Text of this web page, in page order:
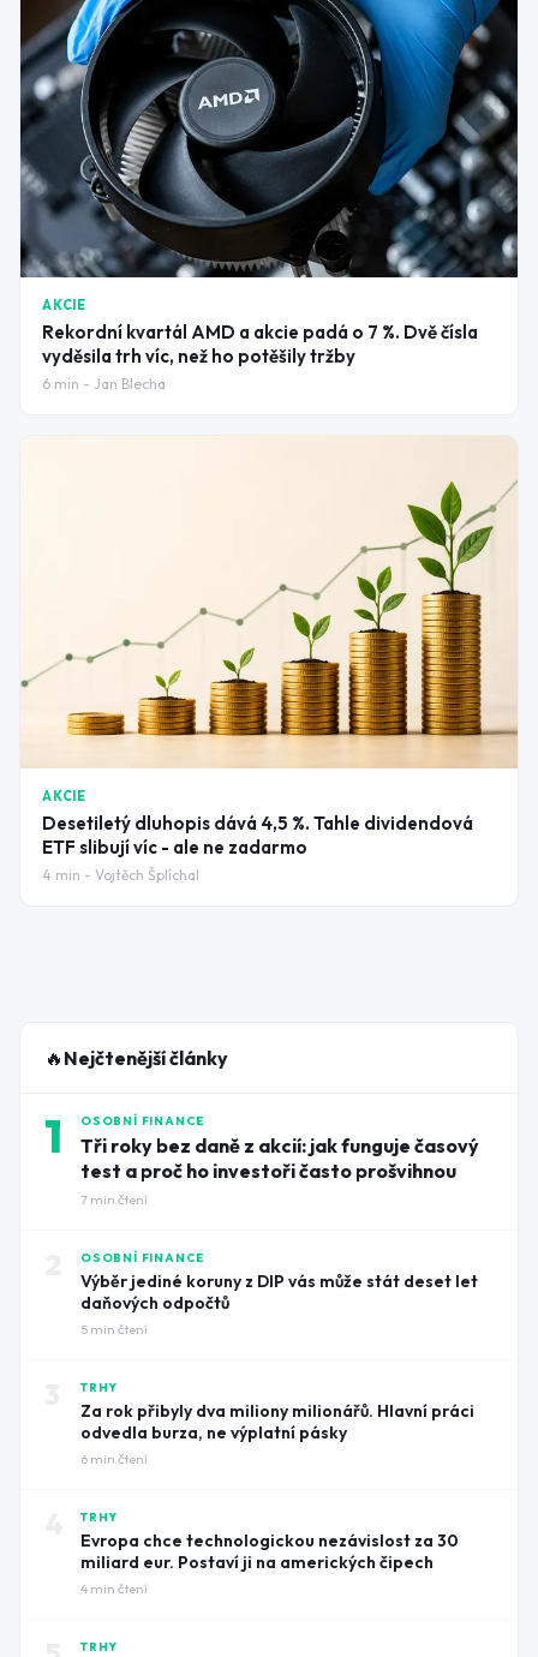
AKCIE
Rekordní kvartál AMD a akcie padá o 7 %. Dvě čísla
vyděsila trh víc, než ho potěšily tržby
6 min - Jan Blecha
AKCIE
Desetiletý dluhopis dává 4,5 %. Tahle dividendová
ETF slibují víc - ale ne zadarmo
4 min - Vojtěch Šplíchal
🔥 Nejčtenější články
1 OSOBNÍ FINANCE
Tři roky bez daně z akcií: jak funguje časový
test a proč ho investoři často prošvihnou
7 min čtení
OSOBNÍ FINANCE
Výběr jediné koruny z DIP vás může stát deset let
daňových odpočtů
5 min čtení
TRHY
Za rok přibyly dva miliony milionářů. Hlavní práci
odvedla burza, ne výplatní pásky
6 min čtení
TRHY
Evropa chce technologickou nezávislost za 30
miliard eur. Postaví ji na amerických čipech
4 min čtení
TRHY